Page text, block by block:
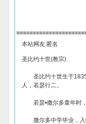
本站网友 匿名
圣比约十世(教宗)
圣比约十世生于1835
人，若瑟行二。
若瑟•撒尔多童年时，
撒尔多中学毕业，入